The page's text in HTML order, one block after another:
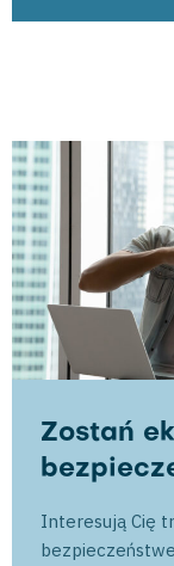
Zostań
Interesują Cię